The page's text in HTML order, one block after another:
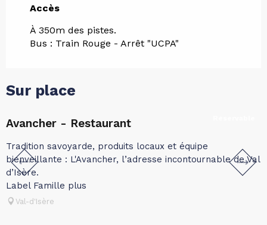
Accès
Accès
À 350m des pistes.
Bus : Train Rouge - Arrêt "UCPA"
Sur place
Avancher - Restaurant
Tradition savoyarde, produits locaux et équipe
bienveillante : L'Avancher, l’adresse incontournable de Val
d’Isère.
Label Famille plus
Val-d'Isère